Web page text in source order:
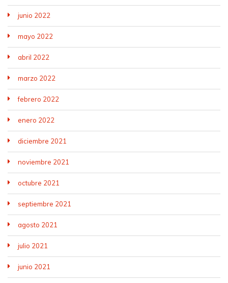
junio 2022
mayo 2022
abril 2022
marzo 2022
febrero 2022
enero 2022
diciembre 2021
noviembre 2021
octubre 2021
septiembre 2021
agosto 2021
julio 2021
junio 2021